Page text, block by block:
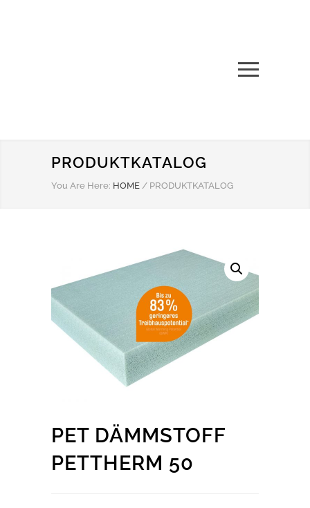
PRODUKTKATALOG
You Are Here: HOME / PRODUKTKATALOG
PET DÄMMSTOFF
PETTHERM 50